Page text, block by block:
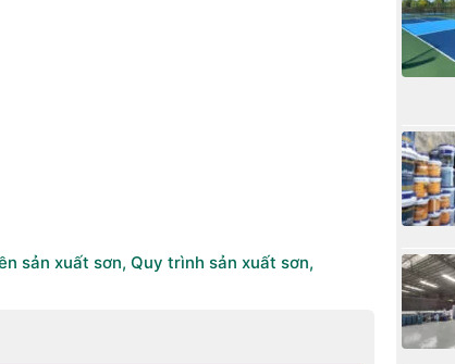
sản xuất sơn, Quy trình sản xuất sơn,